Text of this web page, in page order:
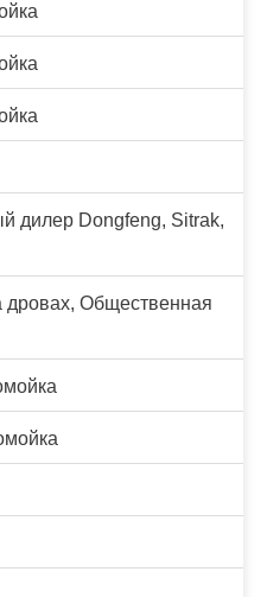
дилер Dongfeng, Sitrak,
Общественная